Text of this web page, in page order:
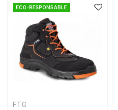
ECO-RESPONSABLE
FTG